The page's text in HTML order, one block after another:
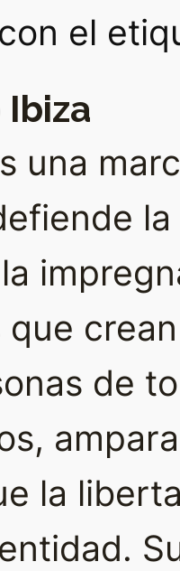
el
una
que
de
la